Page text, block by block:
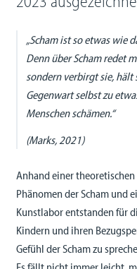
„Scham ist so etwas wie
Denn über Scham redet
sondern verbirgt sie, hält
Gegenwart selbst zu
Menschen schämen.“
(Marks, 2021)
Anhand einer
Phänomen der Scham und
Kunstlabor entstanden für
Kindern und ihren
Gefühl der Scham zu